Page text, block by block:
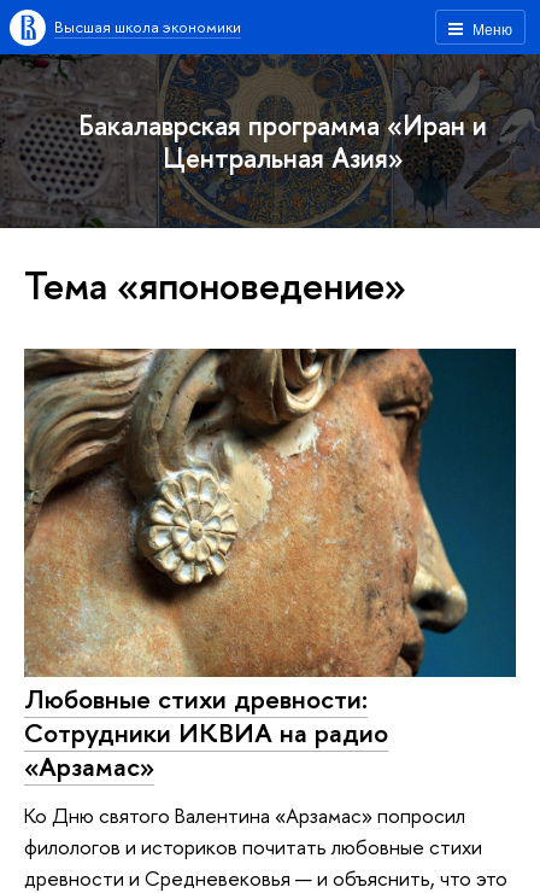
Меню
Высшая школа экономики
Бакалаврская программа «Иран и
Центральная Азия»
Тема «японоведение»
Любовные стихи древности:
Сотрудники ИКВИА на радио
«Арзамас»
Ко Дню святого Валентина «Арзамас» попросил
филологов и историков почи­тать любовные стихи
древности и Средневековья — и объяснить, что это